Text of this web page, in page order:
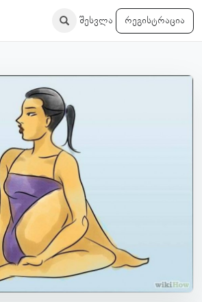
შესვლა რეგისტრაცია